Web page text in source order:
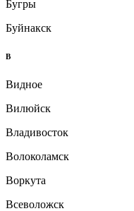
Бугры
Буйнакск
В
Видное
Вилюйск
Владивосток
Волоколамск
Воркута
Всеволожск